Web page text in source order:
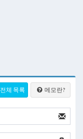
전체 목록 메모란?